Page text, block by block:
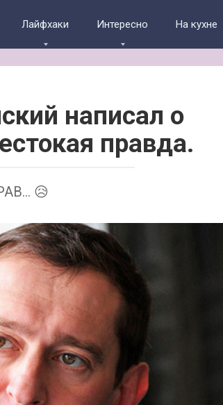
Лайфхаки Интересно На кухне
написал о
правда.
😥